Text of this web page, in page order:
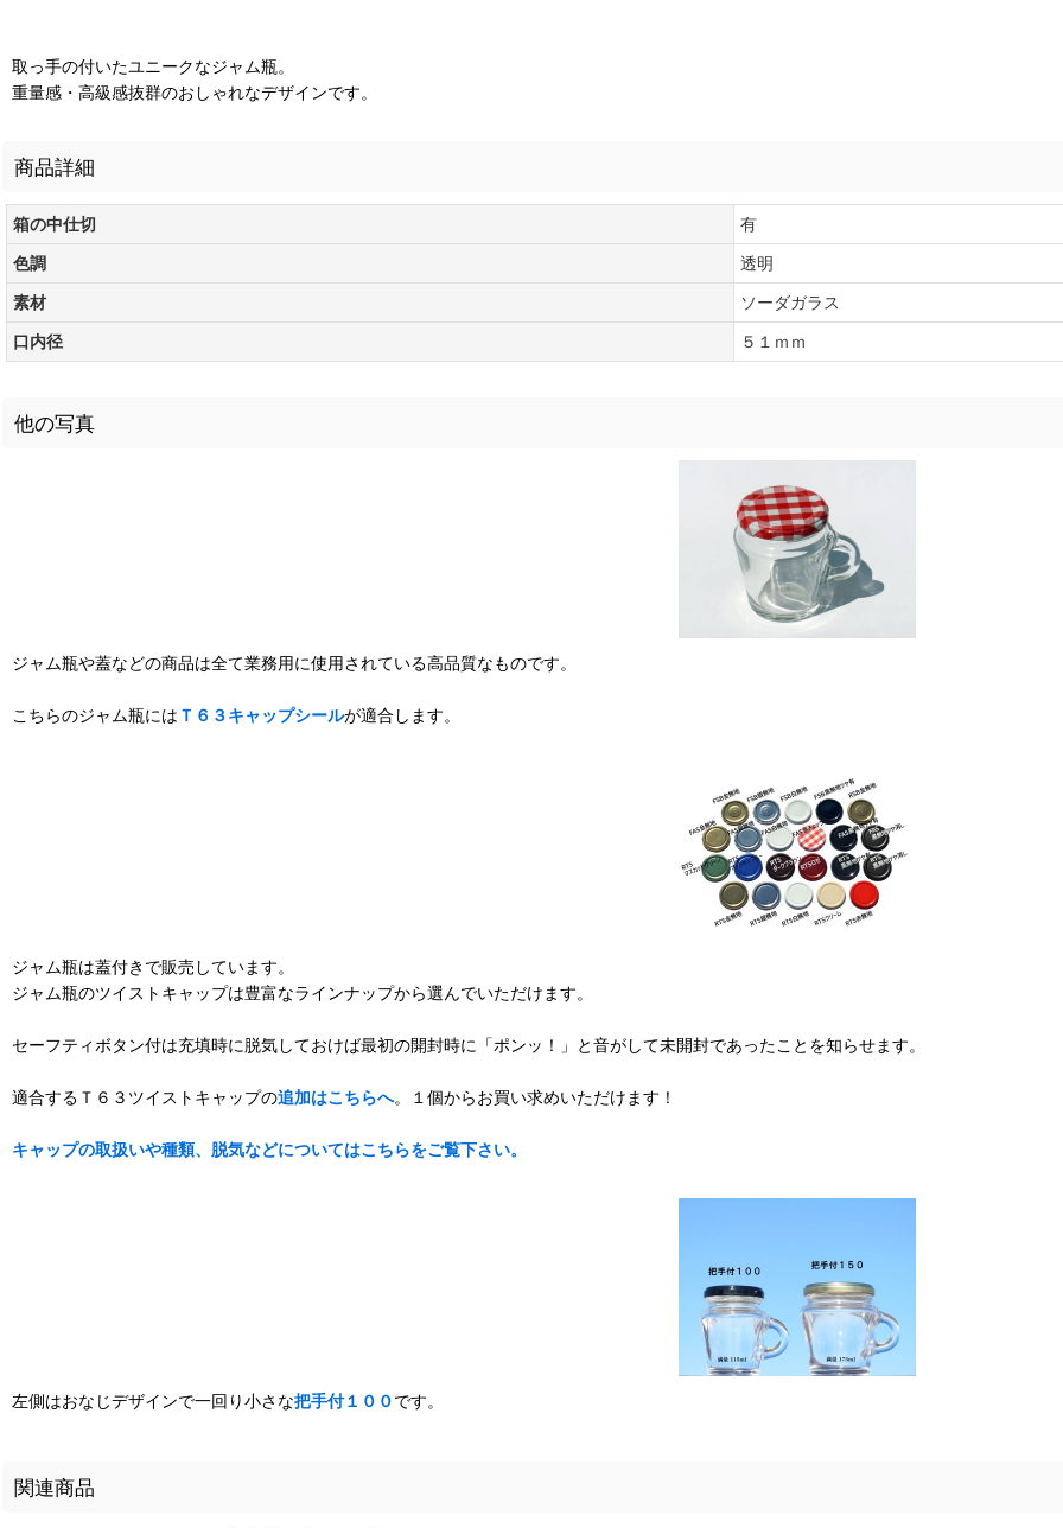
取っ手の付いたユニークなジャム瓶。
重量感・高級感抜群のおしゃれなデザインです。
商品詳細
箱の中仕切
有
色調
透明
素材
ソーダガラス
口内径
５１ｍｍ
他の写真
ジャム瓶や蓋などの商品は全て業務用に使用されている高品質なものです。
こちらのジャム瓶には Ｔ６３キャップシールが適合します。
ジャム瓶は蓋付きで販売しています。
ジャム瓶のツイストキャップは豊富なラインナップから選んでいただけます。
セーフティボタン付は充填時に脱気しておけば最初の開封時に「ポンッ！」と音がして未開封であったことを知らせます。
適合するＴ６３ツイストキャップの追加はこちらへ。１個からお買い求めいただけます！
キャップの取扱いや種類、脱気などについてはこちらをご覧下さい。
左側はおなじデザインで一回り小さな把手付１００です。
関連商品